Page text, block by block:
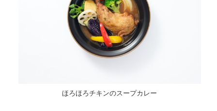
ほろほろチキンのスープカレー